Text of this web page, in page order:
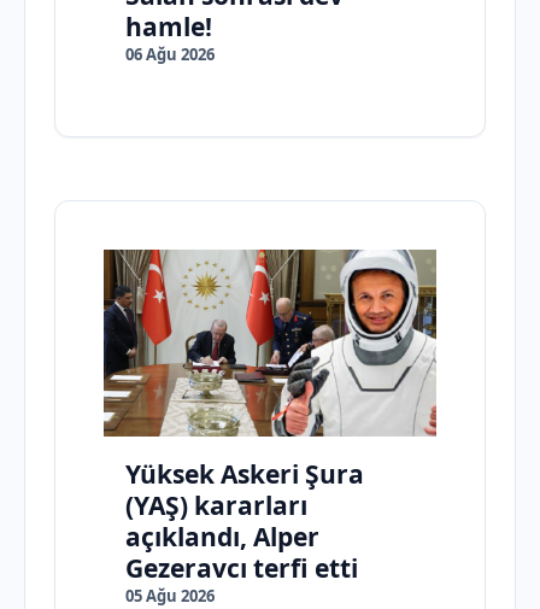
hamle!
06 Ağu 2026
Yüksek Askeri Şura
(YAŞ) kararları
açıklandı, Alper
Gezeravcı terfi etti
05 Ağu 2026